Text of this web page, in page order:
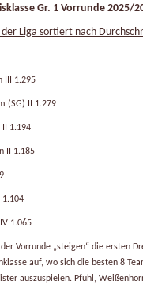
Gr. 1 Vorrunde 2025/
Liga sortiert nach
III 1.295
(SG) II 1.279
II 1.194
II 1.185
1.104
1.065
Vorrunde „steigen“ die ersten
auf, wo sich die besten 8
auszuspielen. Pfuhl,